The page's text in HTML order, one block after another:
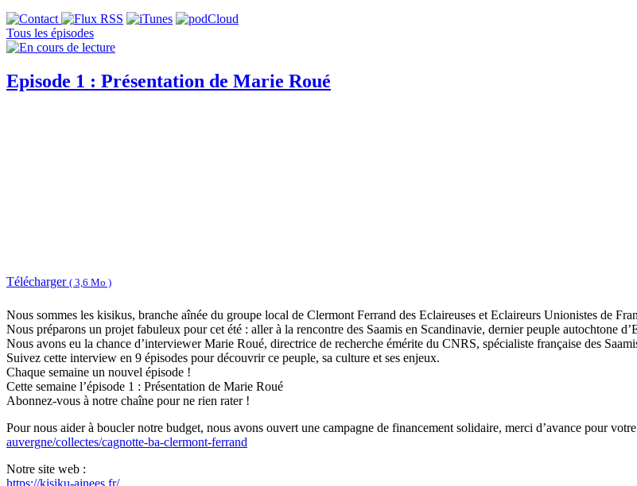
Tous les épisodes
Episode 1 : Présentation de Marie Roué
Télécharger ( 3,6 Mo )
Nous sommes les kisikus, branche aînée du groupe local de Clermont Ferrand des Eclaireuses et Eclaireurs Unionistes de
Nous préparons un projet fabuleux pour cet été : aller à la rencontre des Saamis en Scandinavie, dernier peuple autochtone
Nous avons eu la chance d’interviewer Marie Roué, directrice de recherche émérite du CNRS, spécialiste française des
Suivez cette interview en 9 épisodes pour découvrir ce peuple, sa culture et ses enjeux.
Chaque semaine un nouvel épisode !
Cette semaine l’épisode 1 : Présentation de Marie Roué
Abonnez-vous à notre chaîne pour ne rien rater !
Pour nous aider à boucler notre budget, nous avons ouvert une campagne de financement solidaire, merci d’avance pour
auvergne/collectes/cagnotte-ba-clermont-ferrand
Notre site web :